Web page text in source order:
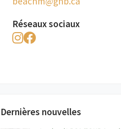
Réseaux sociaux
Dernières nouvelles